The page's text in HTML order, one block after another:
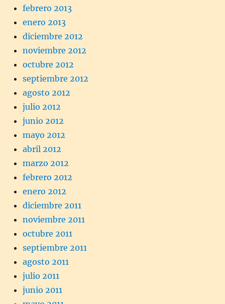
febrero 2013
enero 2013
diciembre 2012
noviembre 2012
octubre 2012
septiembre 2012
agosto 2012
julio 2012
junio 2012
mayo 2012
abril 2012
marzo 2012
febrero 2012
enero 2012
diciembre 2011
noviembre 2011
octubre 2011
septiembre 2011
agosto 2011
julio 2011
junio 2011